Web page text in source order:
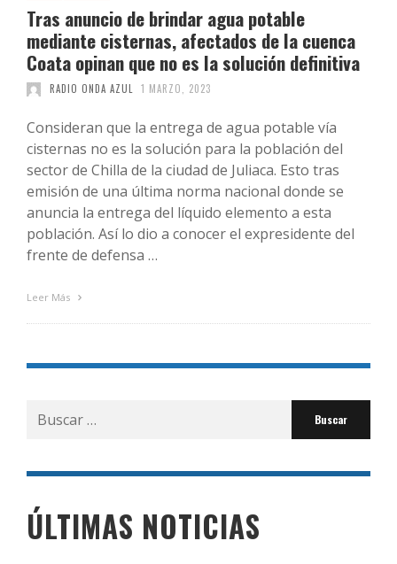
Tras anuncio de brindar agua potable
mediante cisternas, afectados de la cuenca
Coata opinan que no es la solución definitiva
RADIO ONDA AZUL 1 MARZO, 2023
Consideran que la entrega de agua potable vía
cisternas no es la solución para la población del
sector de Chilla de la ciudad de Juliaca. Esto tras
emisión de una última norma nacional donde se
anuncia la entrega del líquido elemento a esta
población. Así lo dio a conocer el expresidente del
frente de defensa …
Leer Más
Buscar
por:
ÚLTIMAS NOTICIAS